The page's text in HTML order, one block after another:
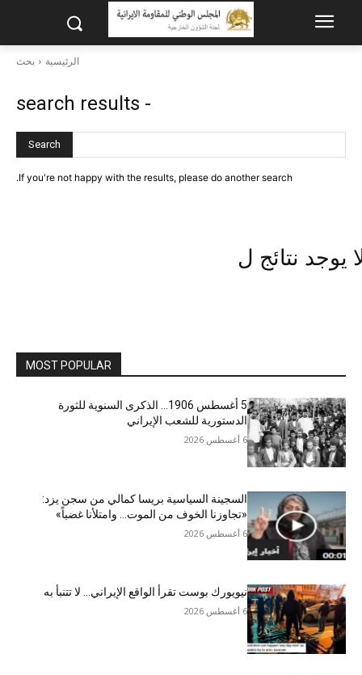
الرئيسية بحث
- search results
Search
If you're not happy with the results, please do another search.
يوجد نتائج ل
MOST POPULAR
5 أغسطس 1906… الذكرى السنوية للثورة
الدستورية للشعب الإيراني
6 أغسطس 2026
السجينة السياسية بريسا كمالي من سجن يزد:
«تجاوزنا الخوف من الموت… وامتلأنا غضباً»
6 أغسطس 2026
نيويورك بوست تقرأ الواقع الإيراني… لا تتنبأ به
6 أغسطس 2026